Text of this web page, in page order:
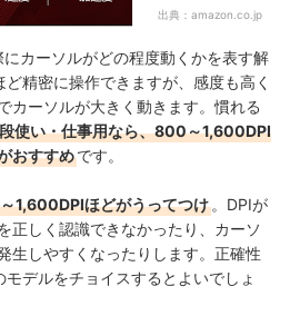
出典： amazon.co.jp
カーソルがどの程度動くかを表す解
精密に操作できますが、感度も高く
カーソルが大きく動きます。慣れる
使い・仕事用なら、800～1,600DPI
おすすめです。
1,600DPIほどがうってつけ 。DPIが
正しく認識できなかったり、カーソ
生しやすくなったりします。正確性
デルをチョイスするとよいでしょ